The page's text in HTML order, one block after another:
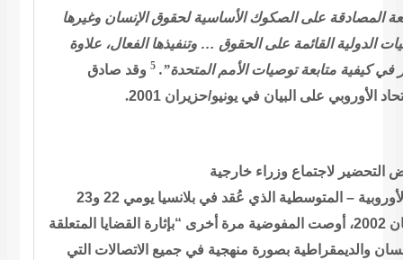
المصادقة على الصكوك الأساسية لحقوق الإنسان وغيرها
الدولية القائمة على الحقوق … وتنفيذها الفعال، علاوة
في كيفية متابعة توصيات الأمم المتحدة.”
5 وقد صادق
الأوروبي على البيان في يونيو/حزيران 2001 .
لاجتماع وزراء خارجية
– المتوسطية الذي عُقد في
بلانسيا يومي 22 و23
القضايا
المتعلقة
والديمقراطية بصورة منهجية في جميع الاتصالات التي